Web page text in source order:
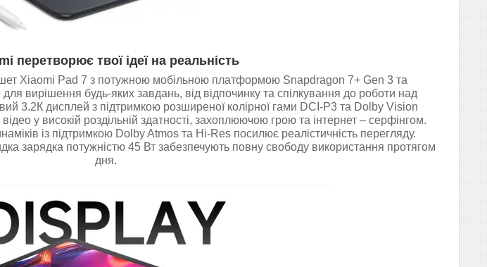
перетворює твої ідеї на реальність
Xiaomi Pad 7 з потужною мобільною платформою Snapdragon 7+ Gen 3 та
вирішення будь-яких завдань, від відпочинку та спілкування до роботи над
3.2К дисплей з підтримкою розширеної колірної гами DCI-Р3 та Dolby Vision
у високій роздільній здатності, захоплюючою грою та інтернет – серфінгом.
із підтримкою Dolby Atmos та Hi-Res посилює реалістичність перегляду.
зарядка потужністю 45 Вт забезпечують повну свободу використання протягом
дня.